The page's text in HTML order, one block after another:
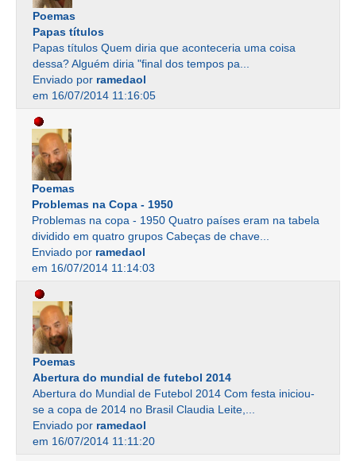
Poemas
Papas títulos
Papas títulos Quem diria que aconteceria uma coisa
dessa? Alguém diria "final dos tempos pa...
Enviado por ramedaol
em 16/07/2014 11:16:05
Poemas
Problemas na Copa - 1950
Problemas na copa - 1950 Quatro países eram na tabela
dividido em quatro grupos Cabeças de chave...
Enviado por ramedaol
em 16/07/2014 11:14:03
Poemas
Abertura do mundial de futebol 2014
Abertura do Mundial de Futebol 2014 Com festa iniciou-
se a copa de 2014 no Brasil Claudia Leite,...
Enviado por ramedaol
em 16/07/2014 11:11:20